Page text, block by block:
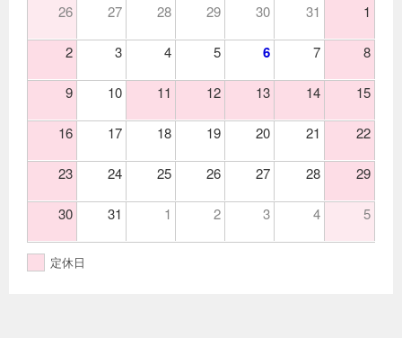
26 27 28 29 30 31 1
2 3 4 5 6 7 8
9 10 11 12 13 14 15
16 17 18 19 20 21 22
23 24 25 26 27 28 29
30 31 1 2 3 4 5
定休日